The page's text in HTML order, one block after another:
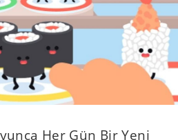
Her Gün Bir Yeni